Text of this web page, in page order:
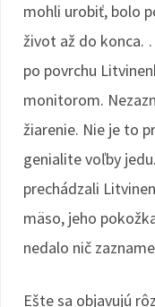
mohli urobiť, bolo
život až do konca.
po povrchu
monitorom.
žiarenie. Nie je to
genialite voľby
prechádzali
mäso, jeho
nedalo nič
Ešte sa objavujú